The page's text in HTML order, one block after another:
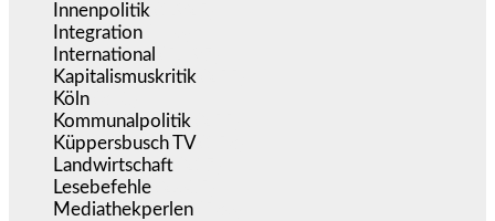
Innenpolitik
Integration
International
Kapitalismuskritik
Köln
Kommunalpolitik
Küppersbusch TV
Landwirtschaft
Lesebefehle
Mediathekperlen